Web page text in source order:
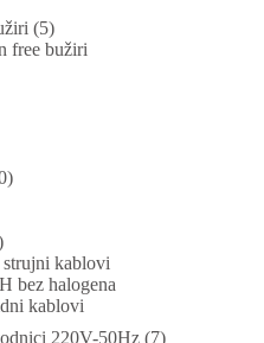
(5)
free bužiri
kablovi
bez halogena
kablovi
220V-50Hz (7)